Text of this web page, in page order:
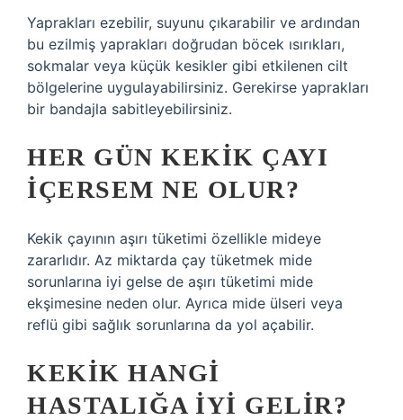
Yaprakları ezebilir, suyunu çıkarabilir ve ardından
bu ezilmiş yaprakları doğrudan böcek ısırıkları,
sokmalar veya küçük kesikler gibi etkilenen cilt
bölgelerine uygulayabilirsiniz. Gerekirse yaprakları
bir bandajla sabitleyebilirsiniz.
HER GÜN KEKIK ÇAYI
IÇERSEM NE OLUR?
Kekik çayının aşırı tüketimi özellikle mideye
zararlıdır. Az miktarda çay tüketmek mide
sorunlarına iyi gelse de aşırı tüketimi mide
ekşimesine neden olur. Ayrıca mide ülseri veya
reflü gibi sağlık sorunlarına da yol açabilir.
KEKIK HANGI
HASTALIĞA IYI GELIR?